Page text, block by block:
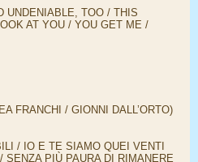
UNDENIABLE, TOO / THIS
AT YOU / YOU GET ME /
FRANCHI / GIONNI DALL’ORTO)
/ IO E TE SIAMO QUEI VENTI
PIÙ PAURA DI RIMANERE